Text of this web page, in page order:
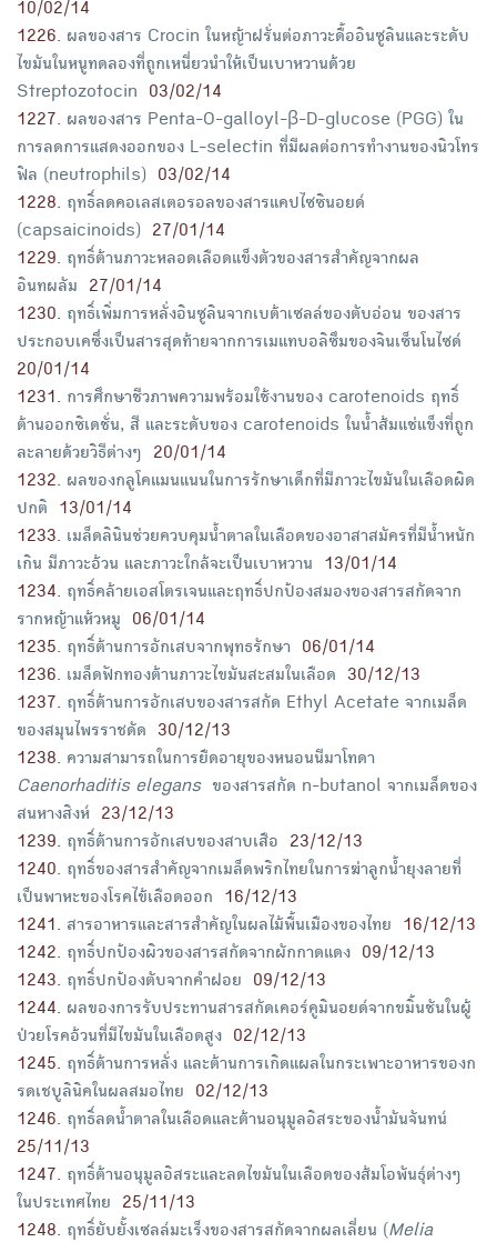
10/02/14
1226. ผลของสาร Crocin ในหญ้าฝรั่นต่อภาวะดื้ออินซูลินและระดับ
ไขมันในหนูทดลองที่ถูกเหนี่ยวนำให้เป็นเบาหวานด้วย
Streptozotocin
03/02/14
1227. ผลของสาร Penta-O-galloyl-β-D-glucose (PGG) ใน
การลดการแสดงออกของ L-selectin ที่มีผลต่อการทำงานของนิวโทร
ฟิล (neutrophils)
03/02/14
1228. ฤทธิ์ลดคอเลสเตอรอลของสารแคปไซซินอยด์
(capsaicinoids)
27/01/14
1229. ฤทธิ์ต้านภาวะหลอดเลือดแข็งตัวของสารสำคัญจากผล
อินทผลัม
27/01/14
1230. ฤทธิ์เพิ่มการหลั่งอินซูลินจากเบต้าเซลล์ของตับอ่อน ของสาร
ประกอบเคซึ่งเป็นสารสุดท้ายจากการเมแทบอลิซึมของจินเซ็นโนไซด์
20/01/14
1231. การศึกษาชีวภาพความพร้อมใช้งานของ carotenoids ฤทธิ์
ต้านออกซิเดชั่น, สี และระดับของ carotenoids ในน้ำส้มแช่แข็งที่ถูก
ละลายด้วยวิธีต่างๆ
20/01/14
1232. ผลของกลูโคแมนแนนในการรักษาเด็กที่มีภาวะไขมันในเลือดผิด
ปกติ
13/01/14
1233. เมล็ดลินินช่วยควบคุมน้ำตาลในเลือดของอาสาสมัครที่มีน้ำหนัก
เกิน มีภาวะอ้วน และภาวะใกล้จะเป็นเบาหวาน
13/01/14
1234. ฤทธิ์คล้ายเอสโตรเจนและฤทธิ์ปกป้องสมองของสารสกัดจาก
รากหญ้าแห้วหมู
06/01/14
1235. ฤทธิ์ต้านการอักเสบจากพุทธรักษา
06/01/14
1236. เมล็ดฟักทองต้านภาวะไขมันสะสมในเลือด
30/12/13
1237. ฤทธิ์ต้านการอักเสบของสารสกัด Ethyl Acetate จากเมล็ด
ของสมุนไพรราชดัด
30/12/13
1238. ความสามารถในการยืดอายุของหนอนนีมาโทดา
Caenorhaditis elegans
ของสารสกัด n-butanol จากเมล็ดของ
สนหางสิงห์
23/12/13
1239. ฤทธิ์ต้านการอักเสบของสาบเสือ
23/12/13
1240. ฤทธิ์ของสารสำคัญจากเมล็ดพริกไทยในการฆ่าลูกน้ำยุงลายที่
เป็นพาหะของโรคไข้เลือดออก
16/12/13
1241. สารอาหารและสารสำคัญในผลไม้พื้นเมืองของไทย
16/12/13
1242. ฤทธิ์ปกป้องผิวของสารสกัดจากผักกาดแดง
09/12/13
1243. ฤทธิ์ปกป้องตับจากคำฝอย
09/12/13
1244. ผลของการรับประทานสารสกัดเคอร์คูมินอยด์จากขมิ้นชันในผู้
ป่วยโรคอ้วนที่มีไขมันในเลือดสูง
02/12/13
1245. ฤทธิ์ต้านการหลั่ง และต้านการเกิดแผลในกระเพาะอาหารของก
รดเชบูลินิคในผลสมอไทย
02/12/13
1246. ฤทธิ์ลดน้ำตาลในเลือดและต้านอนุมูลอิสระของน้ำมันจันทน์
25/11/13
1247. ฤทธิ์ต้านอนุมูลอิสระและลดไขมันในเลือดของส้มโอพันธุ์ต่างๆ
ในประเทศไทย
25/11/13
1248. ฤทธิ์ยับยั้งเซลล์มะเร็งของสารสกัดจากผลเลี่ยน (Melia